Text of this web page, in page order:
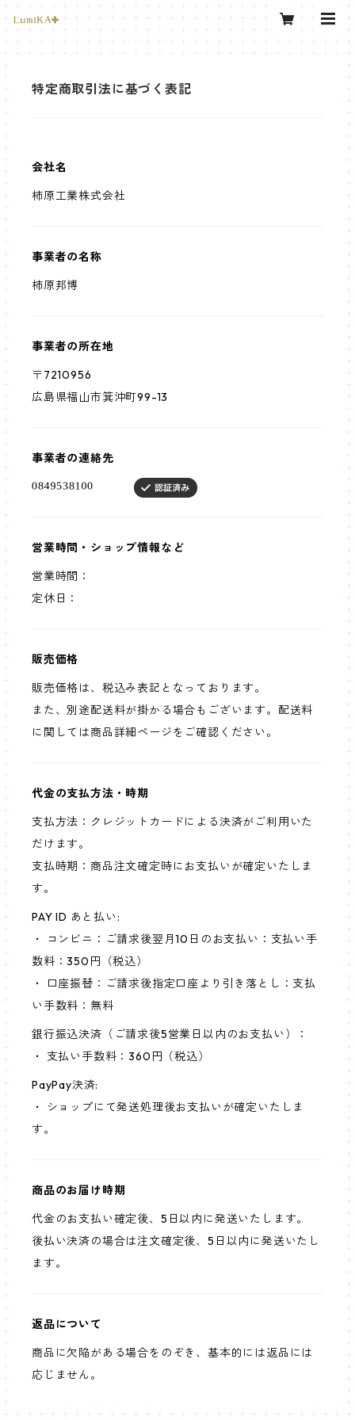
特定商取引法に基づく表記
会社名
柿原工業株式会社
事業者の名称
柿原邦博
事業者の所在地
〒7210956
広島県福山市箕沖町99-13
事業者の連絡先
営業時間・ショップ情報など
営業時間：
定休日：
販売価格
販売価格は、税込み表記となっております。
また、別途配送料が掛かる場合もございます。配送料
に関しては商品詳細ページをご確認ください。
代金の支払方法・時期
支払方法：クレジットカードによる決済がご利用いた
だけます。
支払時期：商品注文確定時にお支払いが確定いたしま
す。
PAY ID あと払い:
・ コンビニ：ご請求後翌月10日のお支払い：支払い手
数料：350円（税込）
・ 口座振替：ご請求後指定口座より引き落とし：支払
い手数料：無料
銀行振込決済（ご請求後5営業日以内のお支払い）：
・ 支払い手数料：360円（税込）
PayPay決済:
・ ショップにて発送処理後お支払いが確定いたしま
す。
商品のお届け時期
代金のお支払い確定後、5日以内に発送いたします。
後払い決済の場合は注文確定後、5日以内に発送いたし
ます。
返品について
商品に欠陥がある場合をのぞき、基本的には返品には
応じません。